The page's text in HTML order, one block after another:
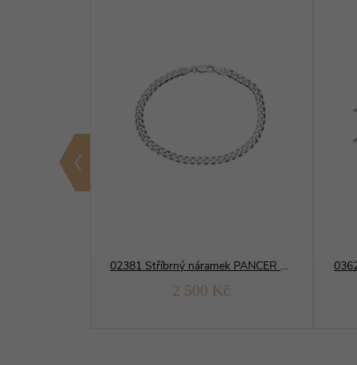
02381 Stříbrný náramek PANCER 100
2 500 Kč